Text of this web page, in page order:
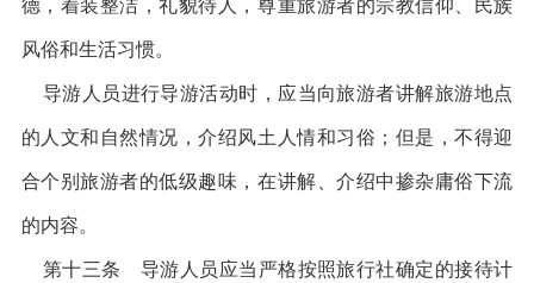
风俗和生活习惯。
导游人员进行导游活动时，应当向旅游者讲解旅游地点
的人文和自然情况，介绍风土人情和习俗；但是，不得迎
合个别旅游者的低级趣味，在讲解、介绍中掺杂庸俗下流
的内容。
第十三条 导游人员应当严格按照旅行社确定的接待计